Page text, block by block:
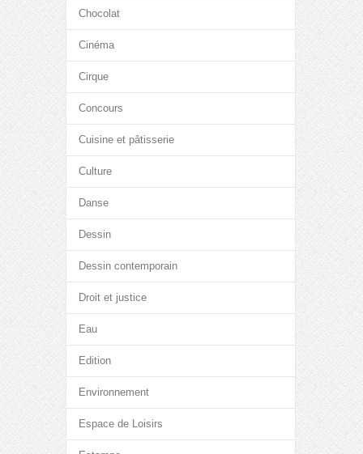
Chocolat
Cinéma
Cirque
Concours
Cuisine et pâtisserie
Culture
Danse
Dessin
Dessin contemporain
Droit et justice
Eau
Edition
Environnement
Espace de Loisirs